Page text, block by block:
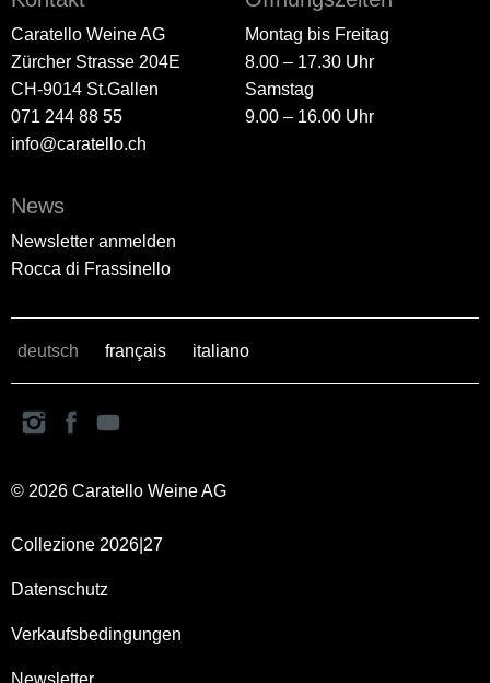
Caratello Weine AG
Zürcher Strasse 204E
CH-9014 St.Gallen
071 244 88 55
info@caratello.ch
Montag bis Freitag
8.00 – 17.30 Uhr
Samstag
9.00 – 16.00 Uhr
News
Newsletter anmelden
Rocca di Frassinello
deutsch français italiano
© 2026 Caratello Weine AG
Collezione 2026|27
Datenschutz
Verkaufsbedingungen
Newsletter